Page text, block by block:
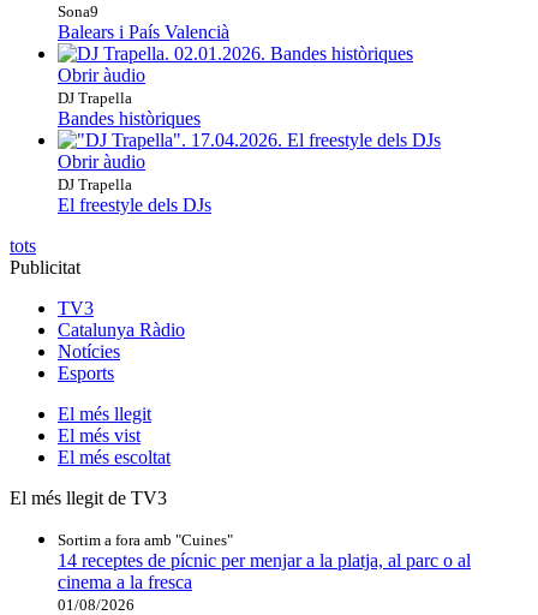
Sona9
Balears i País Valencià
Obrir àudio
DJ Trapella
Bandes històriques
Obrir àudio
DJ Trapella
El freestyle dels DJs
tots
Publicitat
TV3
Catalunya Ràdio
Notícies
Esports
El més llegit
El més vist
El més escoltat
El més llegit de TV3
Sortim a fora amb "Cuines"
14 receptes de pícnic per menjar a la platja, al parc o al
cinema a la fresca
01/08/2026